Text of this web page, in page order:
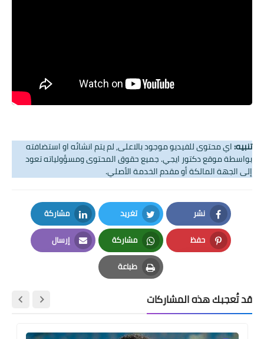
تنبيه:اي محتوى للفيديو موجود بالاعلى, لم يتم انشائه او استضافته
بواسطة موقع دكتور ايجي. جميع حقوق المحتوى ومسؤولياته تعود
إلى الجهة المالكة أو مقدم الخدمة الأصلي.
نشر
Facebook
تغريد
Twitter
مشاركة
LinkedIn
حفظ
Pinterest
مشاركة
Whatsapp
إرسال
Email
طباعة
Print
قد تُعجبك هذه المشاركات